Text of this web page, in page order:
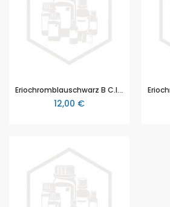
Eriochromblauschwarz B C.I. 14640, 5 g
12,00 €